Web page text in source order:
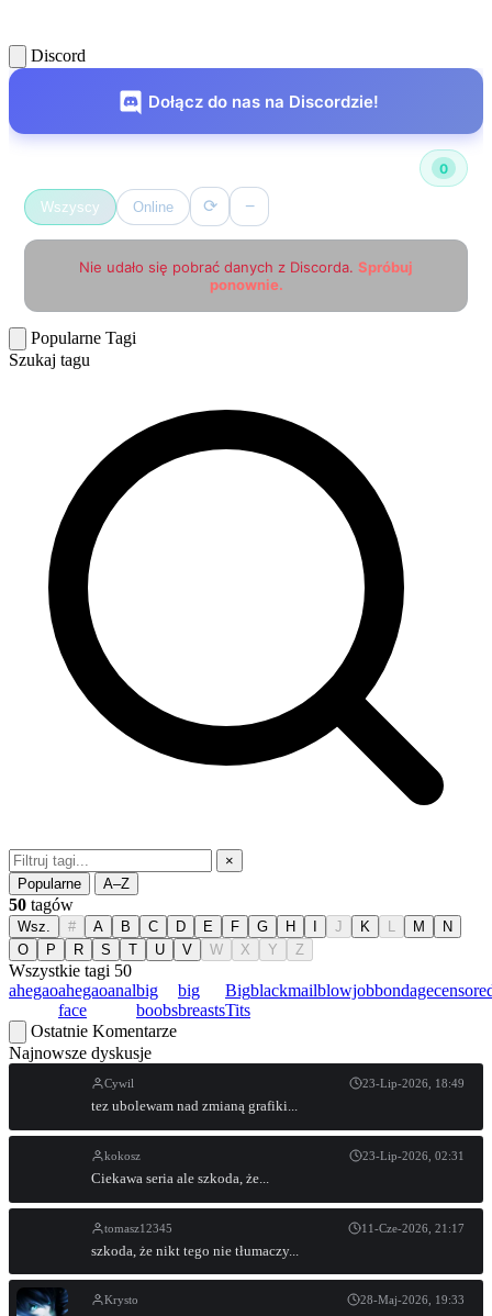
Discord
Dołącz do nas na Discordzie!
0
Wszyscy Online ⟳ −
Nie udało się pobrać danych z Discorda. Spróbuj
ponownie.
Popularne Tagi
Szukaj tagu
×
Popularne
A–Z
50 tagów
Wsz. # A B C D E F G H J K L M
N
O
P R S T U V W X Y Z
Wszystkie tagi 50
ahegaoahegao
face
analbig
boobs
big
breasts
Big
Tits
blackmailblowjobbondage
Ostatnie Komentarze
Najnowsze dyskusje
Cywil 23-Lip-2026, 18:49
tez ubolewam nad zmianą grafiki...
kokosz 23-Lip-2026, 02:31
Ciekawa seria ale szkoda, że...
tomasz12345 11-Cze-2026, 21:17
szkoda, że nikt tego nie tłumaczy...
Krysto 28-Maj-2026, 19:33